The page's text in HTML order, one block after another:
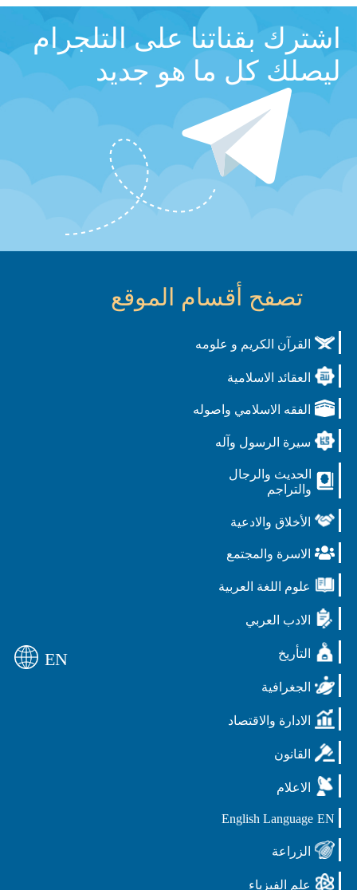
اشترك بقناتنا على التلجرام
ليصلك كل ما هو جديد
تصفح أقسام الموقع
القرآن الكريم و علومه
العقائد الاسلامية
الفقه الاسلامي واصوله
سيرة الرسول وآله
الحديث والرجال
والتراجم
الأخلاق والادعية
الاسرة والمجتمع
علوم اللغة العربية
الادب العربي
التأريخ
الجغرافية
الادارة والاقتصاد
القانون
الاعلام
EN
English Language
الزراعة
علم الفيزياء
EN